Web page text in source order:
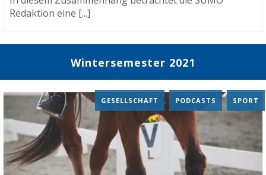
Redaktion eine [...]
Wintersemester 2021
GESELLSCHAFT , PODCASTS , SPORT